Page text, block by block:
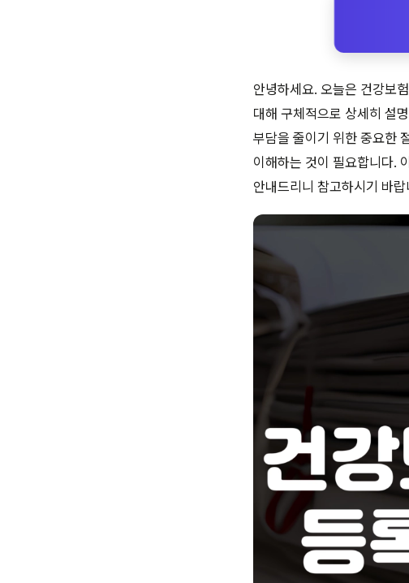
안녕하세요. 오늘은 건강보
대해 구체적으로 상세히 설
부담을 줄이기 위한 중요한
이해하는 것이 필요합니다.
안내드리니 참고하시기 바랍